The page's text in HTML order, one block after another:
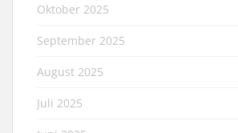
Oktober 2025
September 2025
August 2025
Juli 2025